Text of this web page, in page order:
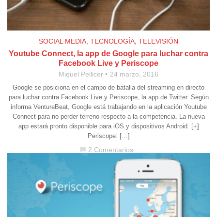
SOCIAL MEDIA TECNOLOGÍA TELEVISIÓN
Youtube Connect, la app de Google para luchar contra
Facebook Live y Periscope
Miquel Pellicer 24 marzo, 2016
Google se posiciona en el campo de batalla del streaming en directo
para luchar contra Facebook Live y Periscope, la app de Twitter. Según
informa VentureBeat, Google está trabajando en la aplicación Youtube
Connect para no perder terreno respecto a la competencia. La nueva
app estará pronto disponible para iOS y dispositivos Android. [+]
Periscope: […]
chat_bubble 2 Comentarios